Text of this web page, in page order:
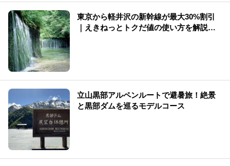
東京から軽井沢の新幹線が最大30%割引
｜えきねっとトクだ値の使い方を解説
立山黒部アルペンルートで避暑旅！絶景
と黒部ダムを巡るモデルコース